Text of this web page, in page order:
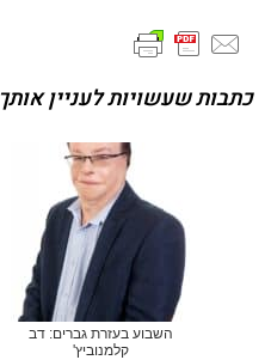
כתבות שעשויות לעניין אותך
השבוע בעזרת גברים: דב
קלמנוביץ'